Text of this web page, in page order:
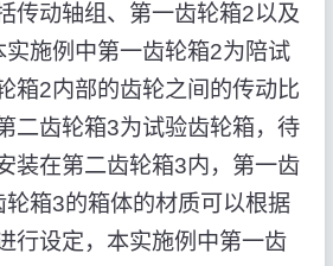
传动轴组、第一齿轮箱2以及
施例中第一齿轮箱2为陪试
箱2内部的齿轮之间的传动比
二齿轮箱3为试验齿轮箱，待
装在第二齿轮箱3内，第一齿
箱3的箱体的材质可以根据
行设定，本实施例中第一齿